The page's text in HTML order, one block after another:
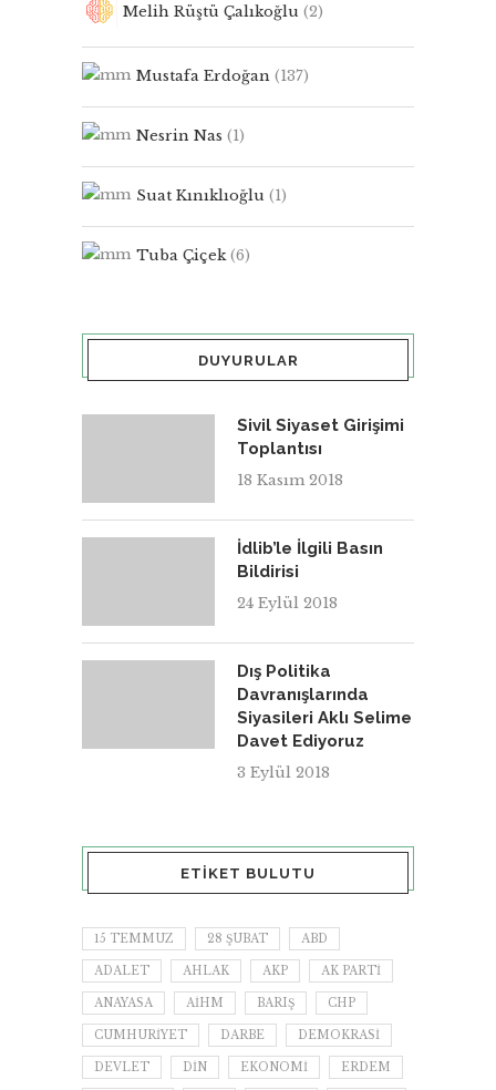
Melih Rüştü Çalıkoğlu (2)
Mustafa Erdoğan (137)
Nesrin Nas (1)
Suat Kınıklıoğlu (1)
Tuba Çiçek(6)
DUYURULAR
Sivil Siyaset Girişimi
Toplantısı
18 Kasım 2018
İdlib’le İlgili Basın
Bildirisi
24 Eylül 2018
Dış Politika
Davranışlarında
Siyasileri Aklı Selime
Davet Ediyoruz
3 Eylül 2018
ETIKET BULUTU
15 TEMMUZ 28 ŞUBAT ABD
ADALET AHLAK AKP AK PARTI
ANAYASA AİHM BARIŞ CHP
CUMHURIYET DARBE DEMOKRASI
DEVLET DIN EKONOMI ERDEM